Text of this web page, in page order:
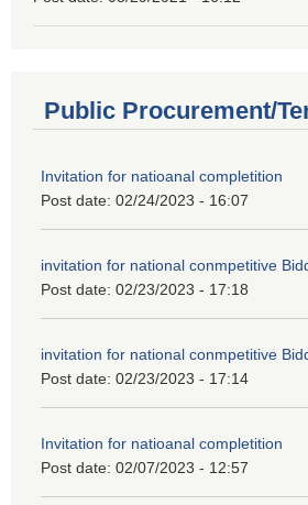
Public Procurement/
Invitation for natioanal completition
Post date: 02/24/2023 - 16:07
invitation for national conmpetitive
Post date: 02/23/2023 - 17:18
invitation for national conmpetitive
Post date: 02/23/2023 - 17:14
Invitation for natioanal completition
Post date: 02/07/2023 - 12:57